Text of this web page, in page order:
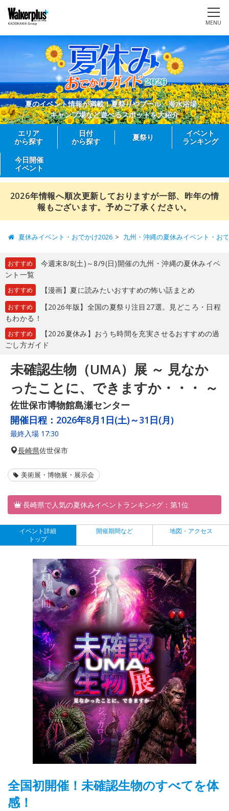
MENU
夏のイベント情報が満載！夏祭りやプール、海水浴場、
キャンプ場など遊べるスポットを大紹介
エリア
から探す
日付
から探す
夏祭り
イベント
ランキング
今日開催
イベント
2026年情報へ順次更新しておりますが一部、昨年の情
報もございます。予めご了承ください。
夏休みイベント・おでかけ2026 九州・沖縄の夏休みイベント・お
おすすめ
今週末8/8(土)～8/9(日)開催の九州・沖縄の夏休みイベ
ント一覧
おすすめ 【漫画】夏に読みたいおすすめの怖い話まとめ
おすすめ
【2026年版】全国の夏祭り注目27選。見どころ・日程
もわかる！
おすすめ
【2026夏休み】おうち時間を充実させるおすすめの過
ごし方ガイド
未確認生物（UMA）展 ～ 見なか
ったことに、できますか・・・ ～
佐世保市博物館島瀬センター
開催日程： 2026年8月1日(土)～31日(月)
最終入場 17:30
長崎県佐世保市
美術展・博物展・展示会
長崎県で人気の夏休みイベントランキン>グ：第1位
イベント詳細
トップ
開催期間など 地図・アクセス
全国初開催！未確認生物のすべてを体
感！